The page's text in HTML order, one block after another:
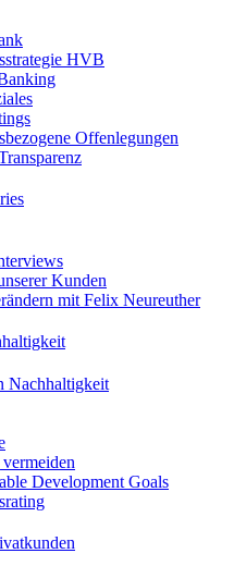
HVB
Offenlegungen
Kunden
mit Felix Neureuther
Nachhaltigkeit
Development Goals